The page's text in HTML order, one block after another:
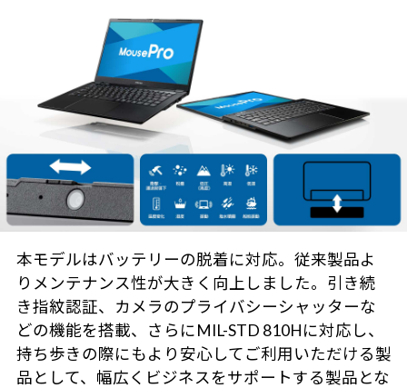
本モデルはバッテリーの脱着に対応。従来製品よ
りメンテナンス性が大きく向上しました。引き続
き指紋認証、カメラのプライバシーシャッターな
どの機能を搭載、さらにMIL-STD 810Hに対応し、
持ち歩きの際にもより安心してご利用いただける製
品として、幅広くビジネスをサポートする製品とな